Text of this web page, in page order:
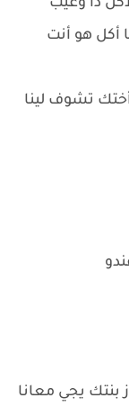
دا وعيب
أكل هو أنت
تشوف لينا
يجي معانا